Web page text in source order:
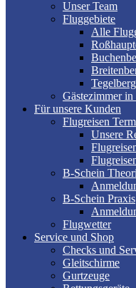
Unser Team
Fluggebiete
Alle
Tegelberg
Gästezimmer in
Für unsere Kunden
Flugreisen
Unsere
B-Schein
B-Schein Praxis
Flugwetter
Service und Shop
Checks und
Gleitschirme
Gurtzeuge